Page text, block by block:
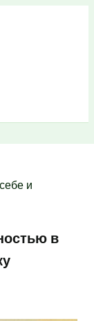
и
в